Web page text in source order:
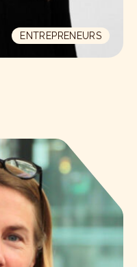
ENTREPRENEURS